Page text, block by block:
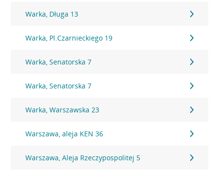
Warka, Długa 13
Warka, Pl.Czarnieckiego 19
Warka, Senatorska 7
Warka, Senatorska 7
Warka, Warszawska 23
Warszawa, aleja KEN 36
Warszawa, Aleja Rzeczypospolitej 5